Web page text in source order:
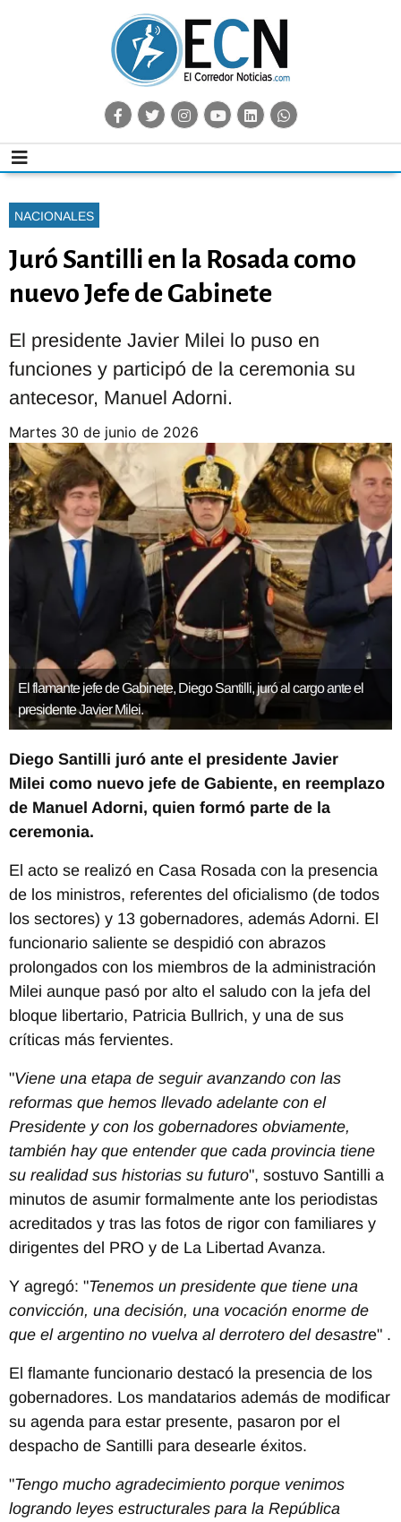
NACIONALES
Juró Santilli en la Rosada como
nuevo Jefe de Gabinete
El presidente Javier Milei lo puso en
funciones y participó de la ceremonia su
antecesor, Manuel Adorni.
martes 30 de junio de 2026
El flamante jefe de Gabinete, Diego Santilli, juró al cargo ante el
presidente Javier Milei.
Diego Santilli juró ante el presidente Javier
Milei como nuevo jefe de Gabiente, en reemplazo
de Manuel Adorni, quien formó parte de la
ceremonia.
El acto se realizó en Casa Rosada con la presencia
de los ministros, referentes del oficialismo (de todos
los sectores) y 13 gobernadores, además Adorni. El
funcionario saliente se despidió con abrazos
prolongados con los miembros de la administración
Milei aunque pasó por alto el saludo con la jefa del
bloque libertario, Patricia Bullrich, y una de sus
críticas más fervientes.
"Viene una etapa de seguir avanzando con las
reformas que hemos llevado adelante con el
Presidente y con los gobernadores obviamente,
también hay que entender que cada provincia tiene
su realidad sus historias su futuro", sostuvo Santilli a
minutos de asumir formalmente ante los periodistas
acreditados y tras las fotos de rigor con familiares y
dirigentes del PRO y de La Libertad Avanza.
Y agregó: "Tenemos un presidente que tiene una
convicción, una decisión, una vocación enorme de
que el argentino no vuelva al derrotero del desastre" .
El flamante funcionario destacó la presencia de los
gobernadores. Los mandatarios además de modificar
su agenda para estar presente, pasaron por el
despacho de Santilli para desearle éxitos.
"Tengo mucho agradecimiento porque venimos
logrando leyes estructurales para la República